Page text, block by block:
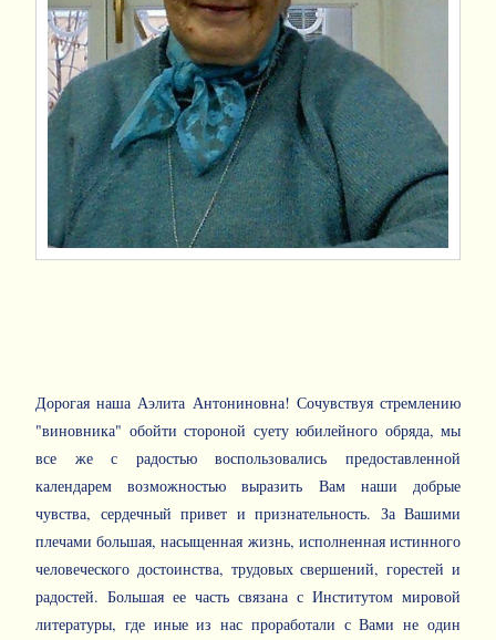
Дорогая наша Аэлита Антониновна! Сочувствуя стремлению
"виновника" обойти стороной суету юбилейного обряда, мы
все же с радостью воспользовались предоставленной
календарем возможностью выразить Вам наши добрые
чувства, сердечный привет и признательность. За Вашими
плечами большая, насыщенная жизнь, исполненная истинного
человеческого достоинства, трудовых свершений, горестей и
радостей. Большая ее часть связана с Институтом мировой
литературы, где иные из нас проработали с Вами не один